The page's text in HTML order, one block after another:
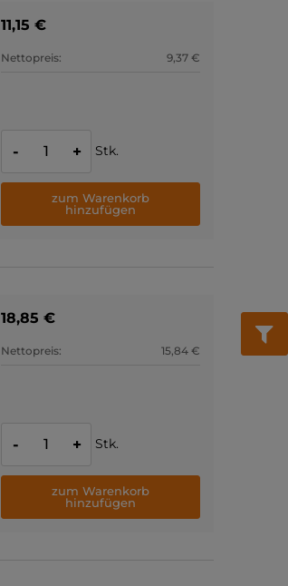
11,15 €
Nettopreis: 9,37 €
- + Stk.
zum Warenkorb
hinzufügen
18,85 €
Nettopreis: 15,84 €
- + Stk.
zum Warenkorb
hinzufügen